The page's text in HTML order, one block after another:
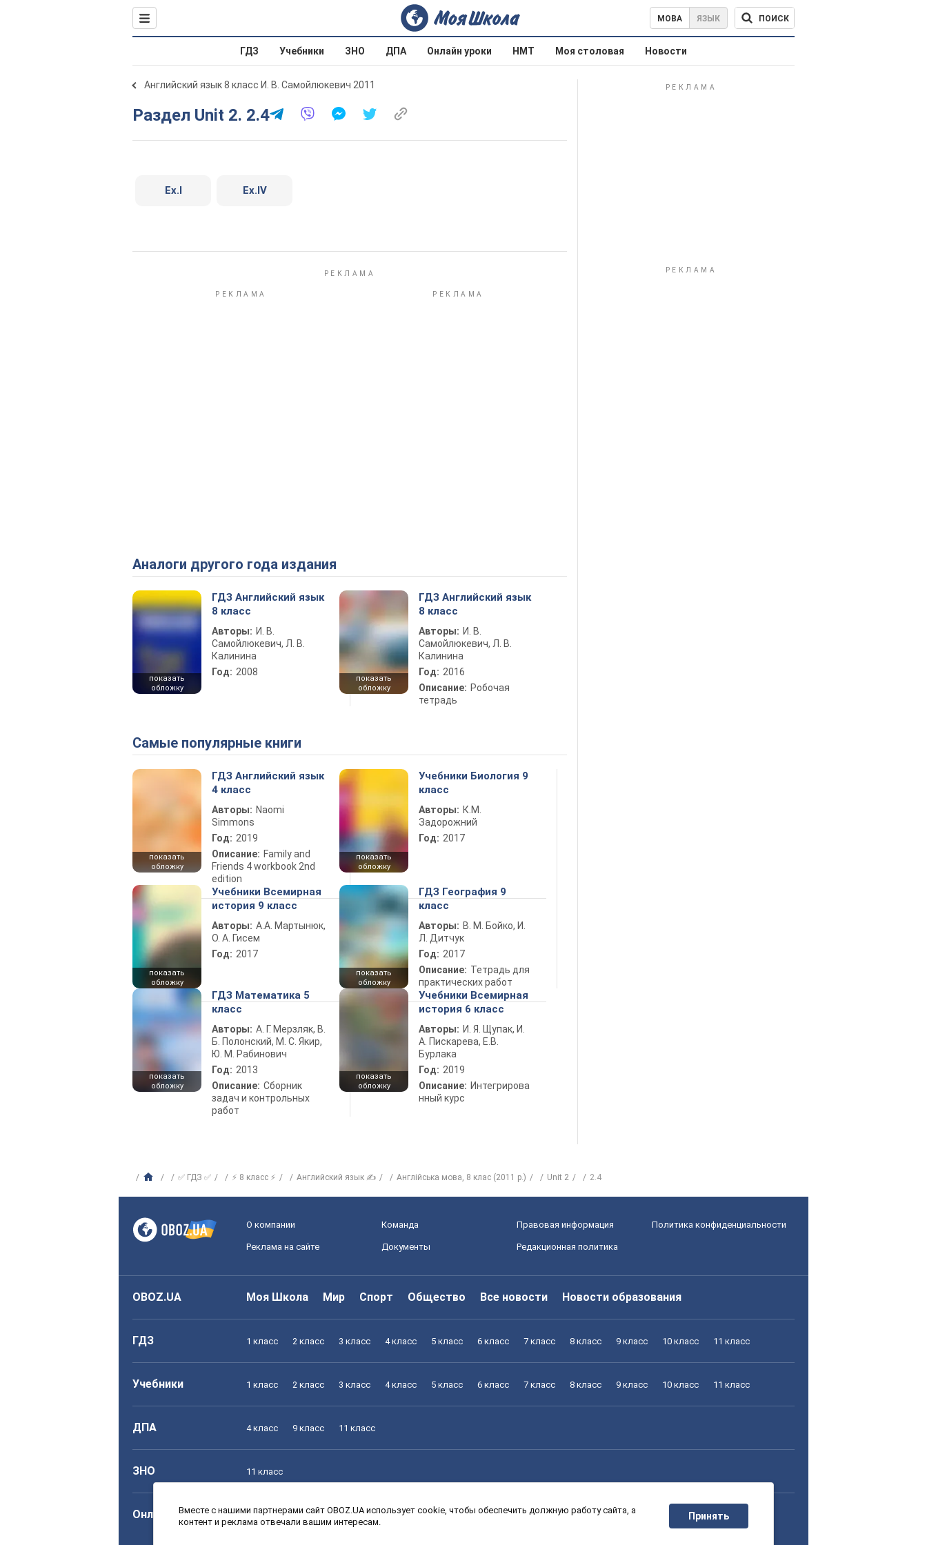
МОВА ЯЗЫК ПОИСК
ГДЗ Учебники ЗНО ДПА Онлайн уроки НМТ Моя столовая Новости
Английский язык 8 класс И. В. Самойлюкевич 2011
Раздел Unit 2. 2.4
Ex.I Ex.IV
Аналоги другого года издания
показать
обложку
ГДЗ Английский язык
8 класс
Авторы: И. В.
Самойлюкевич, Л. В.
Калинина
Год: 2008
показать
обложку
ГДЗ Английский язык
8 класс
Авторы: И. В.
Самойлюкевич, Л. В.
Калинина
Год: 2016
Описание: Робочая
тетрадь
Самые популярные книги
показать
обложку
ГДЗ Английский язык
4 класс
Авторы: Naomi
Simmons
Год: 2019
Описание: Family and
Friends 4 workbook 2nd
edition
показать
обложку
Учебники Биология 9
класс
Авторы: К.М.
Задорожний
Год: 2017
показать
обложку
Учебники Всемирная
история 9 класс
Авторы: А.А. Мартынюк,
О. А. Гисем
Год: 2017
показать
обложку
ГДЗ География 9
класс
Авторы: В. М. Бойко, И.
Л. Дитчук
Год: 2017
Описание: Тетрадь для
практических работ
показать
обложку
ГДЗ Математика 5
класс
Авторы: А. Г. Мерзляк, В.
Б. Полонский, М. С. Якир,
Ю. М. Рабинович
Год: 2013
Описание: Сборник
задач и контрольных
работ
показать
обложку
Учебники Всемирная
история 6 класс
Авторы: И. Я. Щупак, И.
А. Пискарева, Е.В.
Бурлака
Год: 2019
Описание: Интегрирова
нный курс
✅ ГДЗ ✅ ⚡ 8 класс ⚡ Английский язык ✍ Англійська мова, 8 клас (2011 р.) Unit 2 2.4
О компании Команда Правовая информация Политика конфиденциальности
Реклама на сайте Документы Редакционная политика
OBOZ.UA Моя Школа Мир Спорт Общество Все новости Новости образования
ГДЗ 1 класс 2 класс 3 класс 4 класс 5 класс 6 класс 7 класс 8 класс 9 класс 10 класс 11 класс
Учебники 1 класс 2 класс 3 класс 4 класс 5 класс 6 класс 7 класс 8 класс 9 класс 10 класс 11 класс
ДПА 4 класс 9 класс 11 класс
ЗНО 11 класс
Онлайн уроки 1 класс 2 класс 3 класс 4 класс 5 класс 6 класс 7 класс 8 класс 9 класс 10 класс 11 класс
Вместе с нашими партнерами сайт OBOZ.UA использует cookie, чтобы обеспечить должную работу сайта, а
контент и реклама отвечали вашим интересам.
Принять